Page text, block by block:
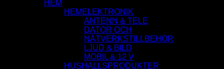
HEM
HEMELEKTRONIK
ANTENN & TELE
DATOR OCH
NÄTVERKSTILLBEHÖR
LJUD & BILD
MOBIL & 12 V
HUSHALLSPRODUKTER